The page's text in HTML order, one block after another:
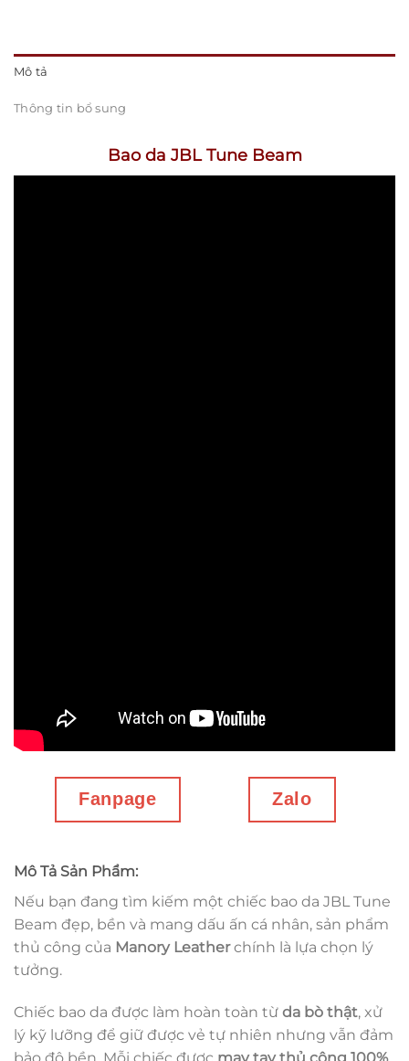
Mô tả
Thông tin bổ sung
Bao da JBL Tune Beam
Fanpage Zalo
Mô Tả Sản Phẩm:
Nếu bạn đang tìm kiếm một chiếc bao da JBL Tune
Beam đẹp, bền và mang dấu ấn cá nhân, sản phẩm
thủ công của Manory Leatherchính là lựa chọn lý
tưởng.
Chiếc bao da được làm hoàn toàn từ da bò thật, xử
lý kỹ lưỡng để giữ được vẻ tự nhiên nhưng vẫn đảm